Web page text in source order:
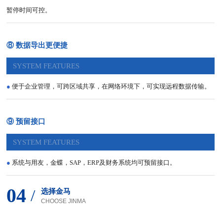
暂停时间可控。
⑧ 数据导出更便捷
SYSTEM FEATURES
● 便于企业管理，可跨区域共享，在网络环境下，可实现远程数据传输。
⑨ 预留接口
SYSTEM FEATURES
● 系统与用友，金蝶，SAP，ERP及财务系统均可预留接口。
04 / 选择金马
CHOOSE JINMA